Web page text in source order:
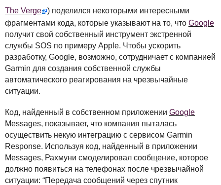
The Verge
) поделился некоторыми интересными
фрагментами кода, которые указывают на то, что Google
получит свой собственный инструмент экстренной
службы SOS по примеру Apple. Чтобы ускорить
разработку, Google, возможно, сотрудничает с компанией
Garmin для создания собственной службы
автоматического реагирования на чрезвычайные
ситуации.
Код, найденный в собственном приложении Google
Messages, показывает, что компания пыталась
осуществить некую интеграцию с сервисом Garmin
Response. Используя код, найденный в приложении
Messages, Рахмуни смоделировал сообщение, которое
должно появиться на телефонах после чрезвычайной
ситуации: “Передача сообщений через спутник